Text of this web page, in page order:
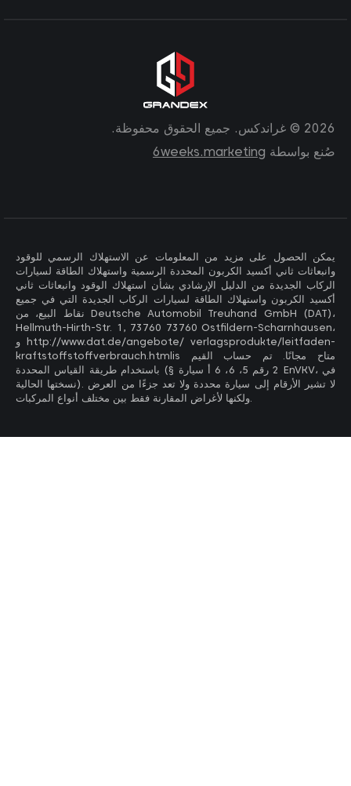
2026 © غراندكس. جميع الحقوق محفوظة.
صُنع بواسطة 6weeks.marketing
يمكن الحصول على مزيد من المعلومات عن الاستهلاك الرسمي للوقود
وانبعاثات ثاني أكسيد الكربون المحددة الرسمية واستهلاك الطاقة لسيارات
الركاب الجديدة من الدليل الإرشادي بشأن استهلاك الوقود وانبعاثات ثاني
أكسيد الكربون واستهلاك الطاقة لسيارات الركاب الجديدة التي في جميع
نقاط البيع، من Deutsche Automobil Treuhand GmbH (DAT)،
Hellmuth-Hirth-Str. 1, 73760 73760 Ostfildern-Scharnhausen،
و http://www.dat.de/angebote/ verlagsprodukte/leitfaden-
kraftstoffstoffverbrauch.htmlis متاح مجانًا. تم حساب القيم
باستخدام طريقة القياس المحددة (§ 2 رقم 5، 6، 6 أ سيارة EnVKV، في
نسختها الحالية). لا تشير الأرقام إلى سيارة محددة ولا تعد جزءًا من العرض
ولكنها لأغراض المقارنة فقط بين مختلف أنواع المركبات.